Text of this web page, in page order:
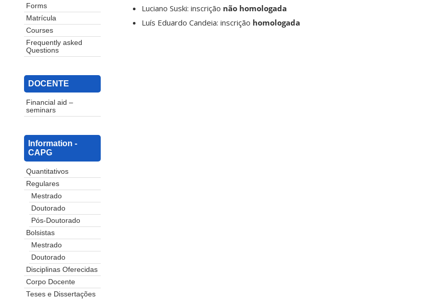
Forms
Matrícula
Courses
Frequently asked
Questions
DOCENTE
Financial aid –
seminars
Information -
CAPG
Quantitativos
Regulares
Mestrado
Doutorado
Pós-Doutorado
Bolsistas
Mestrado
Doutorado
Disciplinas Oferecidas
Corpo Docente
Teses e Dissertações
Luciano Suski: inscrição não homologada
Luís Eduardo Candeia: inscrição homologada